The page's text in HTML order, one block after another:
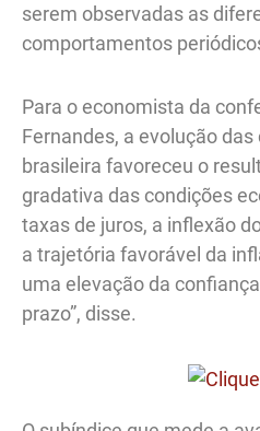
serem observadas as
comportamentos
Para o economista da
Fernandes, a evolução
brasileira favoreceu o
gradativa das condições
taxas de juros, a inflexão
a trajetória favorável da
uma elevação da
prazo”, disse.